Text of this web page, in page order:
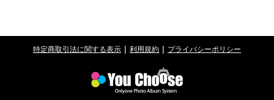
特定商取引法に関する表示 利用規約 プライバシーポリシー